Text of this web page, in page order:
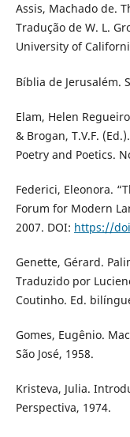
Assis, Machado de.
Tradução de W. L.
University of
Bíblia de Jerusalém.
Elam, Helen
& Brogan, T.V.F.
Poetry and Poetics.
Federici, Eleonora.
Forum for Modern
2007. DOI: https://
Genette, Gérard.
Traduzido por
Coutinho. Ed.
Gomes, Eugênio.
São José, 1958.
Kristeva, Julia.
Perspectiva, 1974.